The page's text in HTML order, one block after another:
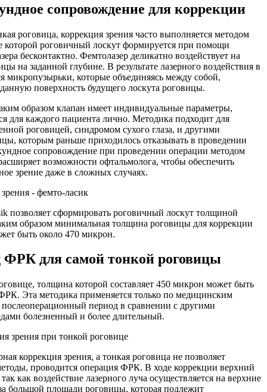
сопровождение для коррекции
роговица, коррекция зрения часто выполняется методом
которой роговичный лоскут формируется при помощи
бесконтактно. Фемтолазер деликатно воздействует на
на заданной глубине. В результате лазерного воздействия в
микропузырьки, которые объединяясь между собой,
поверхность будущего лоскута роговицы.
образом клапан имеет индивидуальные параметры,
для каждого пациента лично. Методика подходит для
роговицей, синдромом сухого глаза, и другими
которым раньше приходилось отказывать в проведении
сопровождение при проведении операции методом
возможности офтальмолога, чтобы обеспечить
зрение даже в сложных случаях.
позволяет сформировать роговичный лоскут толщиной
образом минимальная толщина роговицы для коррекции
быть около 470 микрон.
для самой тонкой роговицы
толщина которой составляет 450 микрон может быть
Эта методика применяется только по медицинским
послеоперационный период в сравнении с другими
болезненный и более длительный.
коррекция зрения, а тонкая роговица не позволяет
проводится операция ФРК. В ходе коррекции верхний
так как воздействие лазерного луча осуществляется на верхние
большой площади роговицы, которая подлежит